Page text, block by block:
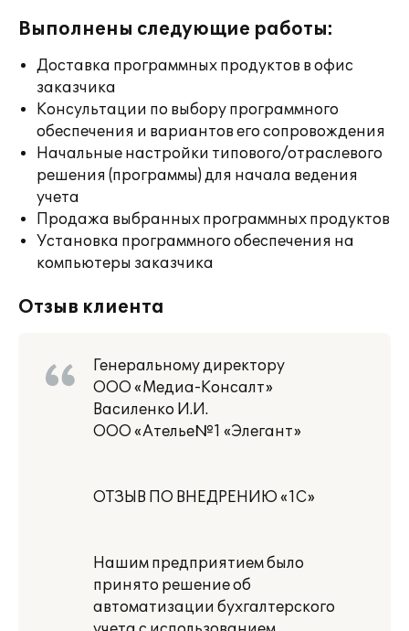
Выполнены следующие работы:
Доставка программных продуктов в офис
заказчика
Консультации по выбору программного
обеспечения и вариантов его сопровождения
Начальные настройки типового/отраслевого
решения (программы) для начала ведения
учета
Продажа выбранных программных продуктов
Установка программного обеспечения на
компьютеры заказчика
Отзыв клиента
Генеральному директору
ООО «Медиа-Консалт»
Василенко И.И.
ООО «Ателье№1 «Элегант»
ОТЗЫВ ПО ВНЕДРЕНИЮ «1С»
Нашим предприятием было
принято решение об
автоматизации бухгалтерского